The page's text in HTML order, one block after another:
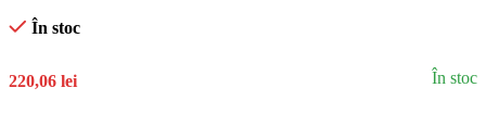
În stoc
220,06 lei În stoc